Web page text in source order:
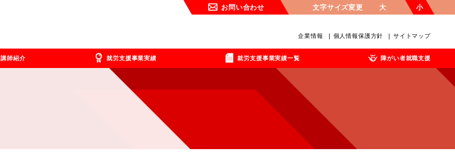
お問い合わせ 文字サイズ変更 大 小
企業情報 個人情報保護方針 サイトマップ
講師紹介 就労支援事業実績 就労支援事業実績一覧 障がい者就職支援